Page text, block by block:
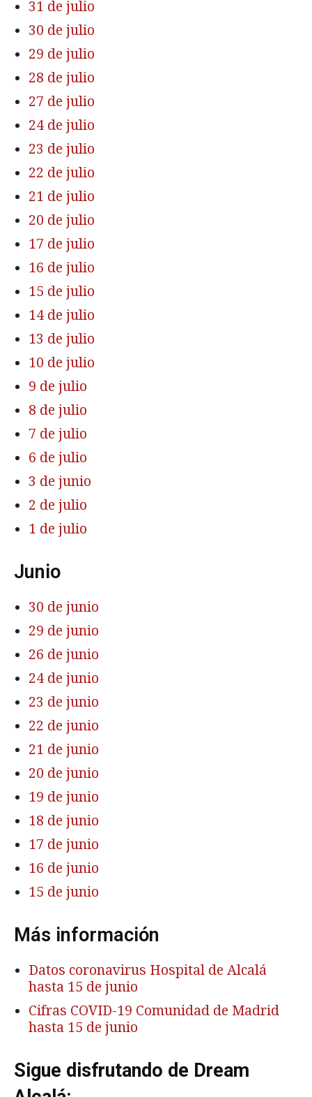
31 de julio
30 de julio
29 de julio
28 de julio
27 de julio
24 de julio
23 de julio
22 de julio
21 de julio
20 de julio
17 de julio
16 de julio
15 de julio
14 de julio
13 de julio
10 de julio
9 de julio
8 de julio
7 de julio
6 de julio
3 de junio
2 de julio
1 de julio
Junio
30 de junio
29 de junio
26 de junio
24 de junio
23 de junio
22 de junio
21 de junio
20 de junio
19 de junio
18 de junio
17 de junio
16 de junio
15 de junio
Más información
Datos coronavirus Hospital de Alcalá
hasta 15 de junio
Cifras COVID-19 Comunidad de Madrid
hasta 15 de junio
Sigue disfrutando de Dream